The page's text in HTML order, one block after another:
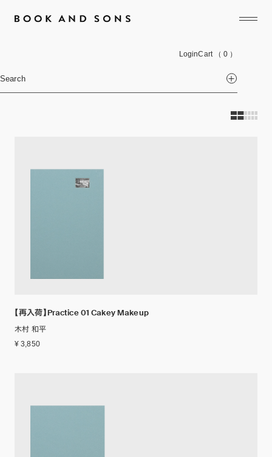
LoginCart （ 0 ）
Search
【再入荷】Practice 01 Cakey Makeup
木村 和平
¥ 3,850